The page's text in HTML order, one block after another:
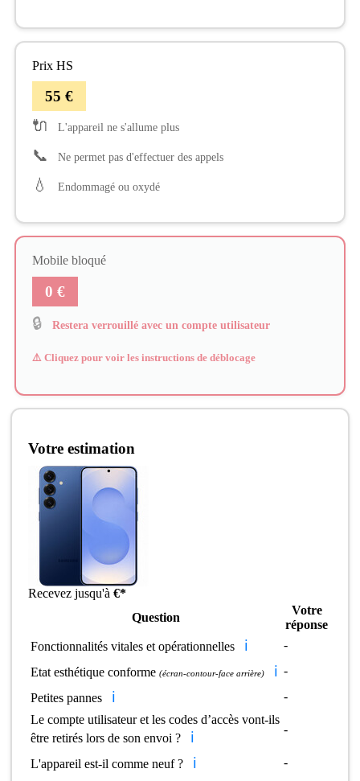
Prix HS
55 €
🔌 L'appareil ne s'allume plus
📞 Ne permet pas d'effectuer des appels
💧 Endommagé ou oxydé
Mobile bloqué
0 €
🔒 Restera verrouillé avec un compte utilisateur
⚠️ Cliquez pour voir les instructions de déblocage
Votre estimation
Recevez jusqu'à €*
Question
Votre
réponse
Fonctionnalités vitales et opérationnelles
ℹ️
-
Etat esthétique conforme (écran-contour-face arrière) ℹ️ -
Petites pannes
ℹ️
-
Le compte utilisateur et les codes d’accès vont-ils
être retirés lors de son envoi ?
ℹ️
-
L'appareil est-il comme neuf ? ℹ️
-